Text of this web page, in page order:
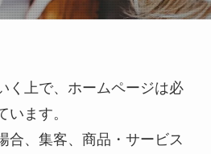
く上で、ホームページは必
います。
合、集客、商品・サービス